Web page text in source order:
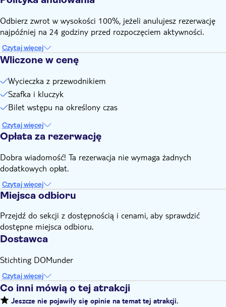
Odbierz zwrot w wysokości 100%, jeżeli anulujesz rezerwację
najpóźniej na 24 godziny przed rozpoczęciem aktywności.
Czytaj więcej
Wliczone w cenę
Wycieczka z przewodnikiem
Szafka i kluczyk
Bilet wstępu na określony czas
Czytaj więcej
Opłata za rezerwację
Dobra wiadomość! Ta rezerwacja nie wymaga żadnych
dodatkowych opłat.
Czytaj więcej
Miejsca odbioru
Przejdź do sekcji z dostępnością i cenami, aby sprawdzić
dostępne miejsca odbioru.
Dostawca
Stichting DOMunder
Czytaj więcej
Co inni mówią o tej atrakcji
Jeszcze nie pojawiły się opinie na temat tej atrakcji.